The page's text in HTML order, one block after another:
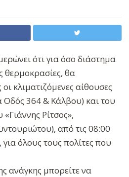
ότι για όσο διάστημα
θερμοκρασίες, θα
κλιματιζόμενες αίθουσες
Οδός 364 & Κάλβου) και του
Ρίτσος»,
από τις 08:00
όλους τους πολίτες που
ανάγκης μπορείτε να